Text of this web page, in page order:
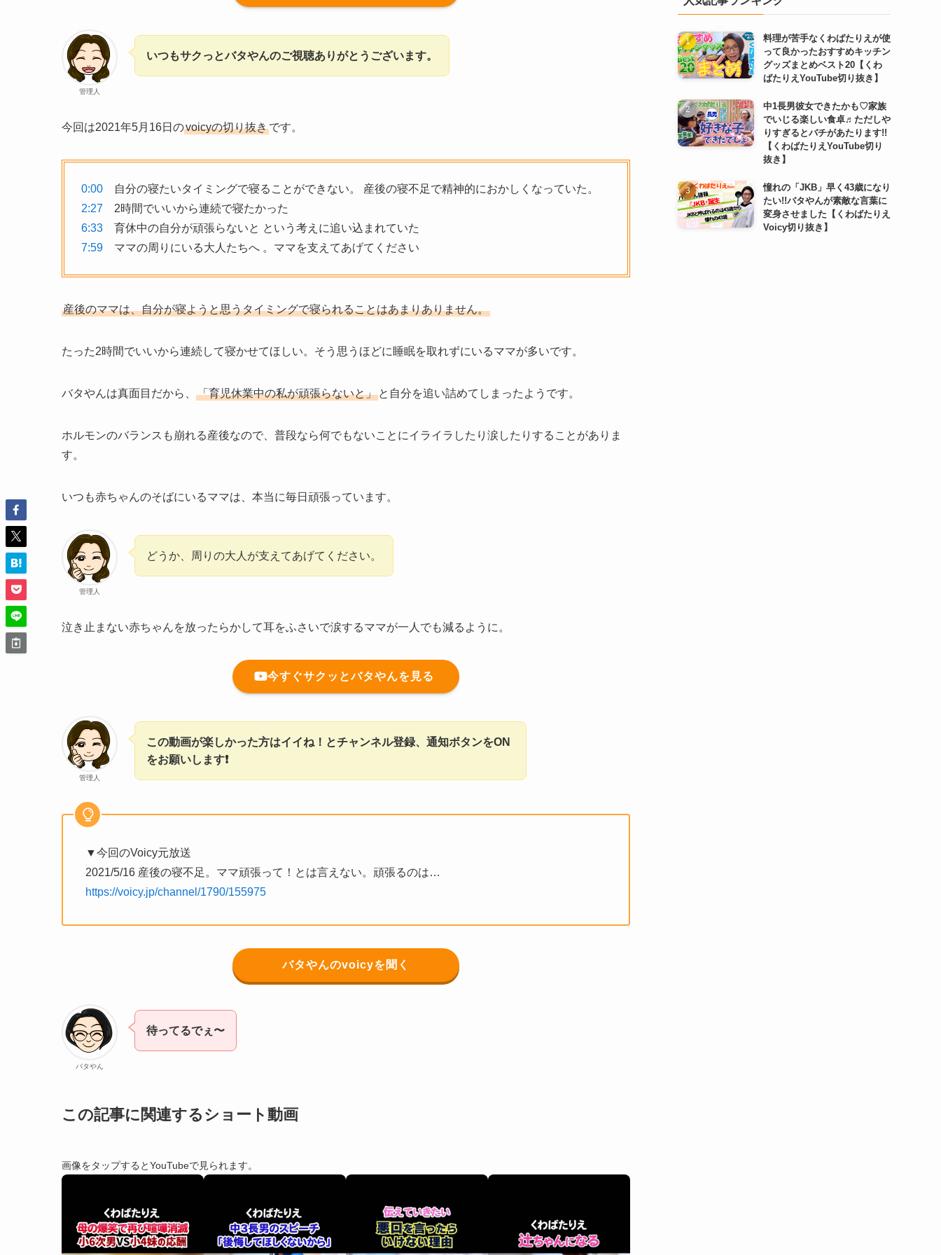
管理人
いつもサクっとバタやんのご視聴ありがとうございます。
今回は2021年5月16日のvoicyの切り抜きです。
0:00 自分の寝たいタイミングで寝ることができない。 産後の寝不足で精神的におかしくなっていた。
2:27 2時間でいいから連続で寝たかった
6:33 育休中の自分が頑張らないと という考えに追い込まれていた
7:59 ママの周りにいる大人たちへ 。ママを支えてあげてください
産後のママは、自分が寝ようと思うタイミングで寝られることはあまりありません。
たった2時間でいいから連続して寝かせてほしい。そう思うほどに睡眠を取れずにいるママが多いです。
バタやんは真面目だから、 「育児休業中の私が頑張らないと」 と自分を追い詰めてしまったようです。
ホルモンのバランスも崩れる産後なので、普段なら何でもないことにイライラしたり涙したりすることがありま
す。
いつも赤ちゃんのそばにいるママは、本当に毎日頑張っています。
管理人
どうか、周りの大人が支えてあげてください。
泣き止まない赤ちゃんを放ったらかして耳をふさいで涙するママが一人でも減るように。
今すぐサクッとバタやんを見る
管理人
この動画が楽しかった方はイイね！とチャンネル登録、通知ボタンをON
をお願いします❗
▼今回のVoicy元放送
2021/5/16 産後の寝不足。ママ頑張って！とは言えない。頑張るのは…
https://voicy.jp/channel/1790/155975
バタやんのvoicyを聞く
バタやん
待ってるでぇ〜
この記事に関連するショート動画
画像をタップするとYouTubeで見られます。
料理が苦手なくわばたりえが使
って良かったおすすめキッチン
グッズまとめベスト20【くわ
ばたりえYouTube切り抜き】
中1長男彼女できたかも♡家族
でいじる楽しい食卓♬ただしや
りすぎるとバチがあたります!!
【くわばたりえYouTube切り
抜き】
憧れの「JKB」早く43歳になり
たい!!バタやんが素敵な言葉に
変身させました【くわばたりえ
Voicy切り抜き】